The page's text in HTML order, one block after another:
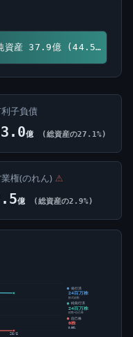
純資産 37.9億 (44.5%)
子負債
億 (総資産の27.1%)
権(のれん) ⚠
億 (総資産の2.9%)
26/5
発行済
24百万株
株式総数
純発行済
24百万株
総数-自己株
自己株
0株
0.00%